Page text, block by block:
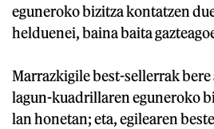
eguneroko bizitza kontatzen
helduenei, baina baita
Marrazkigile best-sellerrak bere
lagun-kuadrillaren eguneroko
lan honetan; eta, egilearen